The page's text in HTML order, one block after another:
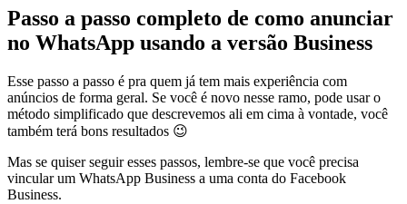
Passo a passo completo de como anunciar
no WhatsApp usando a versão Business
Esse passo a passo é pra quem já tem mais experiência com
anúncios de forma geral. Se você é novo nesse ramo, pode usar o
método simplificado que descrevemos ali em cima à vontade, você
também terá bons resultados 😉
Mas se quiser seguir esses passos, lembre-se que você precisa
vincular um WhatsApp Business a uma conta do Facebook
Business.